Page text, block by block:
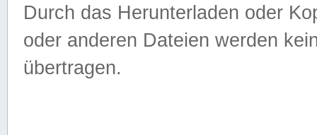
Durch das Herunterladen oder
oder anderen Dateien werden
übertragen.